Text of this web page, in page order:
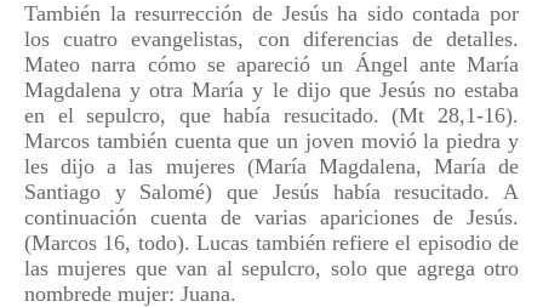
También la resurrección de Jesús ha sido contada por
los cuatro evangelistas, con diferencias de detalles.
Mateo narra cómo se apareció un Ángel ante María
Magdalena y otra María y le dijo que Jesús no estaba
en el sepulcro, que había resucitado. (Mt 28,1-16).
Marcos también cuenta que un joven movió la piedra y
les dijo a las mujeres (María Magdalena, María de
Santiago y Salomé) que Jesús había resucitado. A
continuación cuenta de varias apariciones de Jesús.
(Marcos 16, todo). Lucas también refiere el episodio de
las mujeres que van al sepulcro, solo que agrega otro
nombrede mujer: Juana.